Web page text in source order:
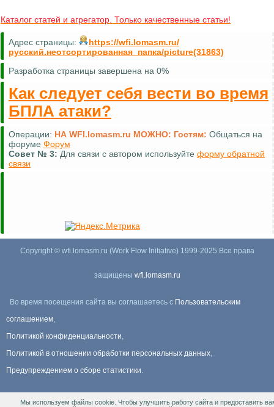
Каталог статей и агрегатор. Только качественные статьи!
Адрес страницы:
https://wfi.lomasm.ru/
русский.неотсортированная_папка/picture(31863)
Разработка страницы завершена на 0%
Как следует себя вести во время
БПЛА атаки?
Операции: НА WFI.lomasm.ru МОЖНО: Гостям: Общаться на
форуме Форум
Совет № 3: Для связи с автором используйте форму обратной
связи
Copyright © wfi.lomasm.ru (Work Flow Initiative) 1999-2025 Все права
защищены wfi.lomasm.ru
Во время посещения сайта вы соглашаетесь с Пользовательским
соглашением
Политикой конфиденциальности
Политикой в отношении обработки персональных данных
Предупреждением о сборе статистики
Информация Для правообладателей.
Мы используем файлы cookie. Чтобы улучшить работу сайта и предоставить